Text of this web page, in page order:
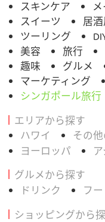
スキンケア
スイーツ
居
ツーリング
美容
旅行
趣味
グルメ
マーケティング
シンガポール旅行
エリアから探す
ハワイ その
ヨーロッパ
グルメから探す
ドリンク フー
ショッピングから